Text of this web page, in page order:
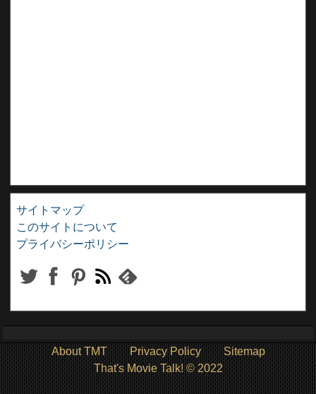
サイトマップ
このサイトについて
プライバシーポリシー
About TMT Privacy Policy
Sitemap
That's Movie Talk! © 2022